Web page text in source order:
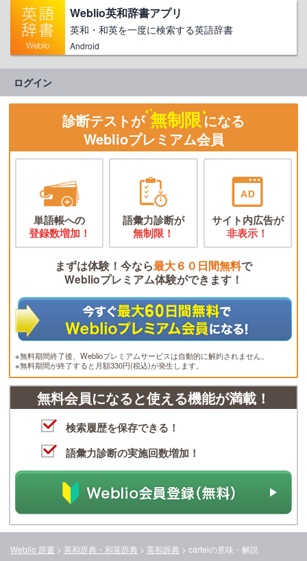
Weblio英和辞書アプリ
英和・和英を一度に検索する英語辞書
Android
ログイン
診断テストが 無制限になる
Weblioプレミアム会員
単語帳への
登録数増加！
語彙力診断が
無制限！
サイト内広告が
非表示！
まずは体験！今なら最大６０日間無料で
Weblioプレミアム体験ができます！
※無料期間終了後、Weblioプレミアムサービスは自動的に解約されません。
※無料期間が終了すると月額330円(税込)が発生します。
無料会員になると使える機能が満載！
検索履歴を保存できる！
語彙力診断の実施回数増加！
Weblio 辞書 > 英和辞典・和英辞典 > 英和辞典 > cartelの意味・解説